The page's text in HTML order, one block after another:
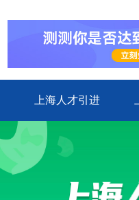
上海人才引进